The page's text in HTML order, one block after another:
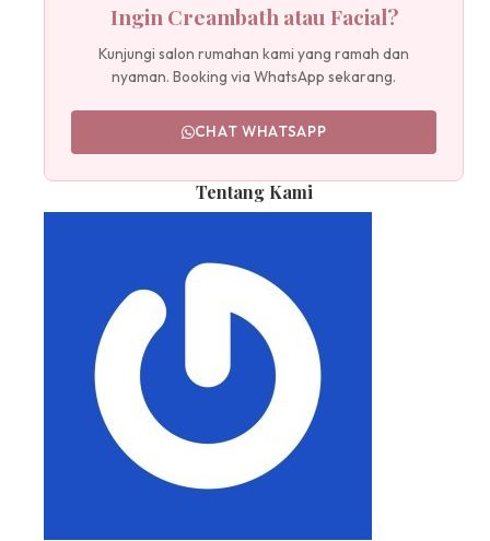
Ingin Creambath atau Facial?
Kunjungi salon rumahan kami yang ramah dan
nyaman. Booking via WhatsApp sekarang.
CHAT WHATSAPP
Tentang Kami